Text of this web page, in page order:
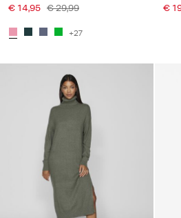
€ 14,95 € 29,99
+27
€